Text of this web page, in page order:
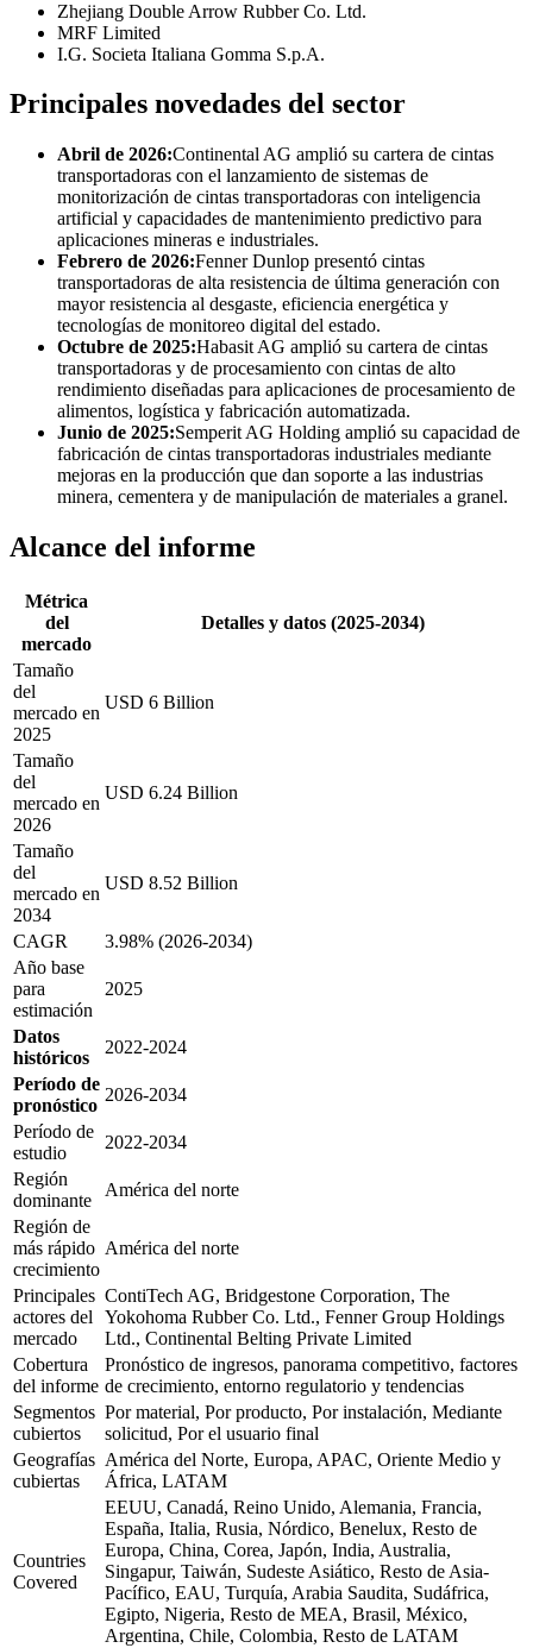
Zhejiang Double Arrow Rubber Co. Ltd.
MRF Limited
I.G. Societa Italiana Gomma S.p.A.
Principales novedades del sector
Abril de 2026:Continental AG amplió su cartera de cintas
transportadoras con el lanzamiento de sistemas de
monitorización de cintas transportadoras con inteligencia
artificial y capacidades de mantenimiento predictivo para
aplicaciones mineras e industriales.
Febrero de 2026:Fenner Dunlop presentó cintas
transportadoras de alta resistencia de última generación con
mayor resistencia al desgaste, eficiencia energética y
tecnologías de monitoreo digital del estado.
Octubre de 2025:Habasit AG amplió su cartera de cintas
transportadoras y de procesamiento con cintas de alto
rendimiento diseñadas para aplicaciones de procesamiento de
alimentos, logística y fabricación automatizada.
Junio ​​de 2025:Semperit AG Holding amplió su capacidad de
fabricación de cintas transportadoras industriales mediante
mejoras en la producción que dan soporte a las industrias
minera, cementera y de manipulación de materiales a granel.
Alcance del informe
Métrica
del
mercado
Detalles y datos (2025-2034)
Tamaño
del
mercado en
2025
USD 6 Billion
Tamaño
del
mercado en
2026
USD 6.24 Billion
Tamaño
del
mercado en
2034
USD 8.52 Billion
CAGR
3.98% (2026-2034)
Año base
para
estimación
2025
Datos
históricos
2022-2024
Período de
pronóstico
2026-2034
Período de
estudio
2022-2034
Región
dominante
América del norte
Región de
más rápido
crecimiento
América del norte
Principales
actores del
mercado
ContiTech AG, Bridgestone Corporation, The
Yokohoma Rubber Co. Ltd., Fenner Group Holdings
Ltd., Continental Belting Private Limited
Cobertura
del informe
Pronóstico de ingresos, panorama competitivo, factores
de crecimiento, entorno regulatorio y tendencias
Segmentos
cubiertos
Por material, Por producto, Por instalación, Mediante
solicitud, Por el usuario final
Geografías
cubiertas
América del Norte, Europa, APAC, Oriente Medio y
África, LATAM
Countries
Covered
EEUU, Canadá, Reino Unido, Alemania, Francia,
España, Italia, Rusia, Nórdico, Benelux, Resto de
Europa, China, Corea, Japón, India, Australia,
Singapur, Taiwán, Sudeste Asiático, Resto de Asia-
Pacífico, EAU, Turquía, Arabia Saudita, Sudáfrica,
Egipto, Nigeria, Resto de MEA, Brasil, México,
Argentina, Chile, Colombia, Resto de LATAM